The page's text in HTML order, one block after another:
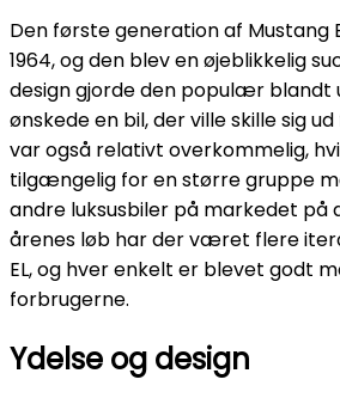
Den første generation af Mustang
1964, og den blev en øjeblikkelig
design gjorde den populær blandt
ønskede en bil, der ville skille sig
var også relativt overkommelig,
tilgængelig for en større gruppe
andre luksusbiler på markedet på
årenes løb har der været flere
EL, og hver enkelt er blevet godt
forbrugerne.
Ydelse og design